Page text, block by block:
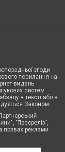
згоди
посилання на
видань
систем
в тексті або в
Законом.
"Пресреліз",
правах реклами.